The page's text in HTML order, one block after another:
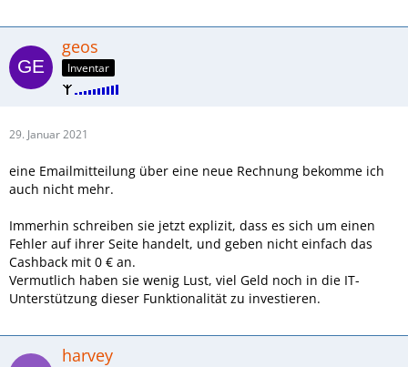
geos
Inventar
29. Januar 2021
eine Emailmitteilung über eine neue Rechnung bekomme ich
auch nicht mehr.
Immerhin schreiben sie jetzt explizit, dass es sich um einen
Fehler auf ihrer Seite handelt, und geben nicht einfach das
Cashback mit 0 € an.
Vermutlich haben sie wenig Lust, viel Geld noch in die IT-
Unterstützung dieser Funktionalität zu investieren.
harvey